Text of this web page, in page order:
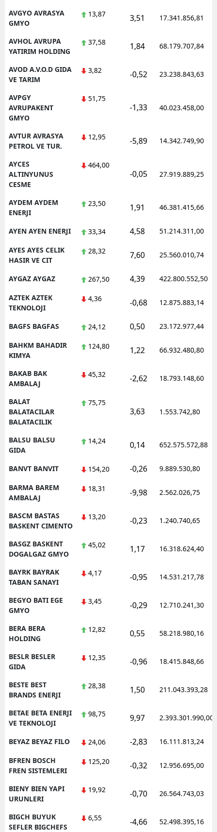
AVGYO AVRASYA
GMYO
13,87 3,51 17.341.856,81
AVHOL AVRUPA
YATIRIM HOLDING
37,58 1,84 68.179.707,84
AVOD A.V.O.D GIDA
VE TARIM
3,82 -0,52 23.238.843,63
AVPGY
AVRUPAKENT
GMYO
51,75
-1,33 40.023.458,00
AVTUR AVRASYA
PETROL VE TUR.
12,95 -5,89 14.342.749,90
AYCES
ALTINYUNUS
CESME
464,00
-0,05 27.919.889,25
AYDEM AYDEM
ENERJI
23,50 1,91 46.381.415,66
AYEN AYEN ENERJI 33,34 4,58 51.214.311,00
AYES AYES CELIK
HASIR VE CIT
28,32 7,60 25.560.010,74
AYGAZ AYGAZ 267,50 4,39 422.800.552,50
AZTEK AZTEK
TEKNOLOJI
4,36 -0,68 12.875.883,14
BAGFS BAGFAS 24,12 0,50 23.172.977,44
BAHKM BAHADIR
KIMYA
124,80 1,22 66.932.480,80
BAKAB BAK
AMBALAJ
45,32 -2,62 18.793.148,60
BALAT
BALATACILAR
BALATACILIK
75,75
3,63 1.553.742,80
BALSU BALSU
GIDA
14,24 0,14 652.575.572,88
BANVT BANVIT 154,20 -0,26 9.889.530,80
BARMA BAREM
AMBALAJ
18,31 -9,98 2.562.026,75
BASCM BASTAS
BASKENT CIMENTO
13,20 -0,23 1.240.740,65
BASGZ BASKENT
DOGALGAZ GMYO
45,02 1,17 16.318.624,40
BAYRK BAYRAK
TABAN SANAYI
4,17 -0,95 14.531.217,78
BEGYO BATI EGE
GMYO
3,45 -0,29 12.710.241,30
BERA BERA
HOLDING
12,82 0,55 58.218.980,16
BESLR BESLER
GIDA
12,35 -0,96 18.415.848,66
BESTE BEST
BRANDS ENERJI
28,38 1,50 211.043.393,28
BETAE BETA ENERJI
VE TEKNOLOJI
98,75 9,97 2.393.301.990,00
BEYAZ BEYAZ FILO 24,06 -2,83 16.111.813,24
BFREN BOSCH
FREN SISTEMLERI
125,20 -0,32 12.956.695,00
BIENY BIEN YAPI
URUNLERI
19,92 -0,70 26.564.743,03
BIGCH BUYUK
SEFLER BIGCHEFS
6,55 -4,66 52.498.395,16